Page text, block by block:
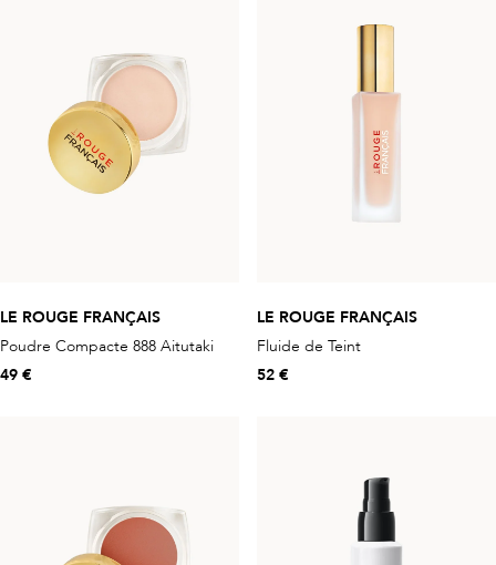
LE ROUGE FRANÇAIS
Poudre Compacte 888 Aitutaki
49 €
LE ROUGE FRANÇAIS
Fluide de Teint
52 €